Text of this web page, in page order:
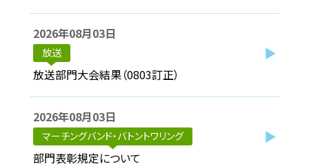
2026年08月03日
放送
放送部門大会結果（0803訂正）
2026年08月03日
マーチングバンド・バトントワリング
部門表彰規定について